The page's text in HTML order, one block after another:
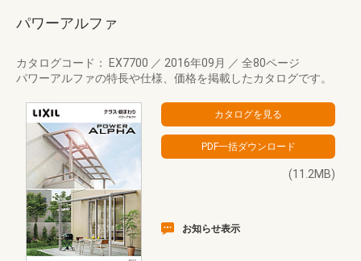
パワーアルファ
カタログコード： EX7700 ／ 2016年09月 ／ 全80ページ
パワーアルファの特長や仕様、価格を掲載したカタログです。
(11.2MB)
お知らせ表示